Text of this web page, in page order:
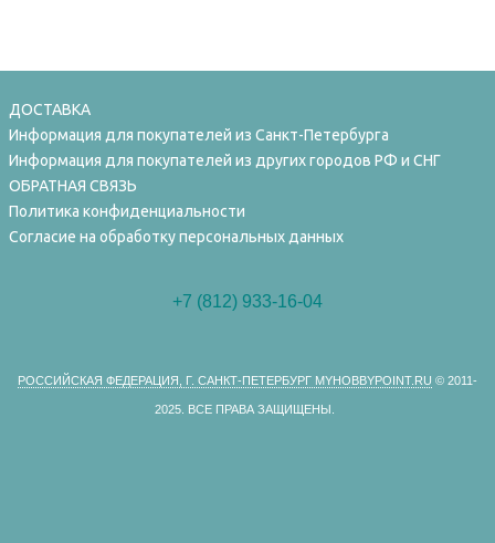
ДОСТАВКА
Информация для покупателей из Санкт-Петербурга
Информация для покупателей из других городов РФ и СНГ
ОБРАТНАЯ СВЯЗЬ
Политика конфиденциальности
Согласие на обработку персональных данных
+7 (812) 933-16-04
РОССИЙСКАЯ ФЕДЕРАЦИЯ, Г. САНКТ-ПЕТЕРБУРГ MYHOBBYPOINT.RU © 2011-
2025. ВСЕ ПРАВА ЗАЩИЩЕНЫ.